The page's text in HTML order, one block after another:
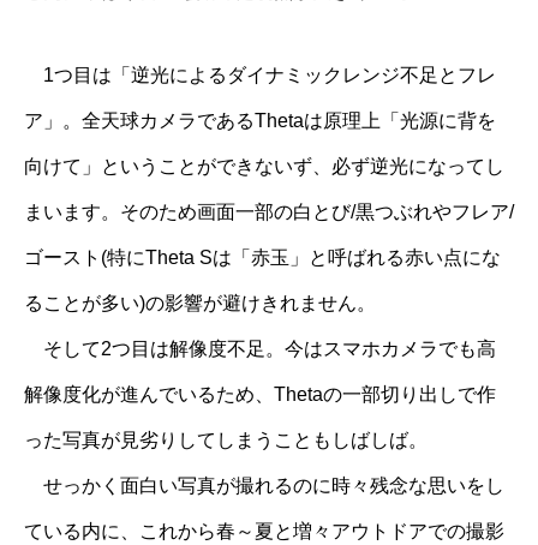
1つ目は「逆光によるダイナミックレンジ不足とフレ
ア」。全天球カメラであるThetaは原理上「光源に背を
向けて」ということができないず、必ず逆光になってし
まいます。そのため画面一部の白とび/黒つぶれやフレア/
ゴースト(特にTheta Sは「赤玉」と呼ばれる赤い点にな
ることが多い)の影響が避けきれません。
そして2つ目は解像度不足。今はスマホカメラでも高
解像度化が進んでいるため、Thetaの一部切り出しで作
った写真が見劣りしてしまうこともしばしば。
せっかく面白い写真が撮れるのに時々残念な思いをし
ている内に、これから春～夏と増々アウトドアでの撮影